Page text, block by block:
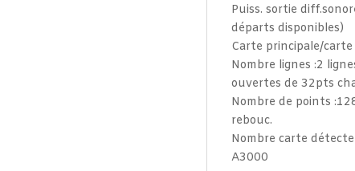
Puiss. sortie
départs disponibles)
Carte principale/
Nombre lignes :2
ouvertes de 32pts
Nombre de points
rebouc.
Nombre carte
A3000